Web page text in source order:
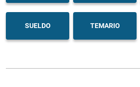
SUELDO TEMARIO